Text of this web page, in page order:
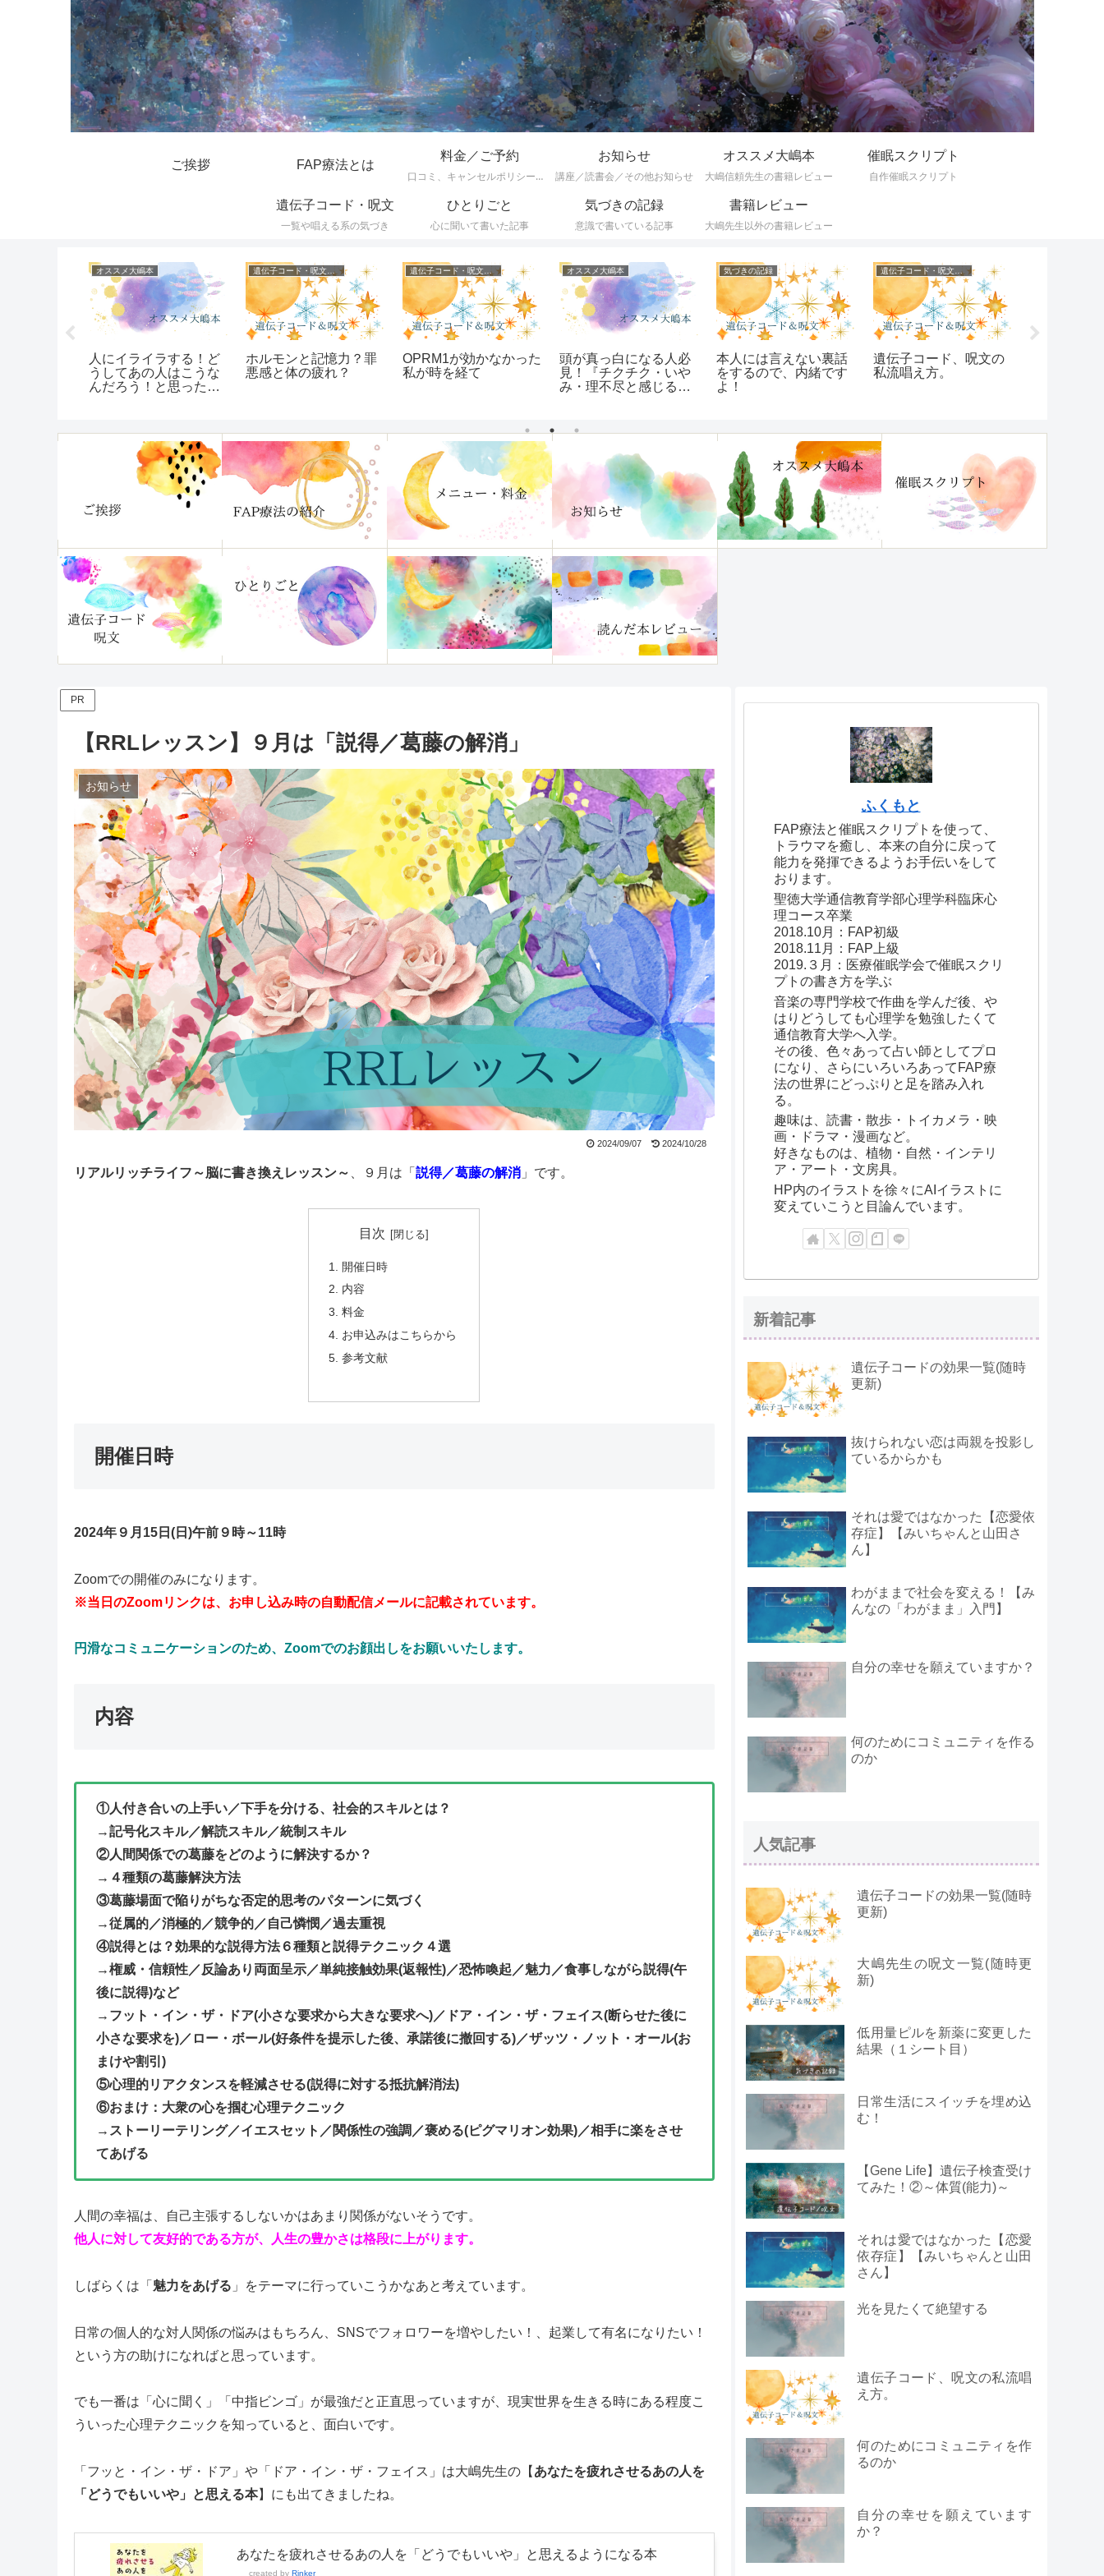
ご挨拶 FAP療法とは
料金／ご予約
口コミ、キャンセルポリシーなど
お知らせ
講座／読書会／その他お知らせ
オススメ大嶋本
大嶋信頼先生の書籍レビュー
催眠スクリプト
自作催眠スクリプト
遺伝子コード・呪文
一覧や唱える系の気づき
ひとりごと
心に聞いて書いた記事
気づきの記録
意識で書いている記事
書籍レビュー
大嶋先生以外の書籍レビュー
オススメ大嶋本
人にイライラする！ど
うしてあの人はこうな
んだろう！と思ったら
なる本』レビュー
遺伝子コード・呪文一覧
ホルモンと記憶力？罪
悪感と体の疲れ？
遺伝子コード・呪文一覧
OPRM1が効かなかった
私が時を経て
オススメ大嶋本
頭が真っ白になる人必
見！『チクチク・いや
み・理不尽と感じる
ュー
気づきの記録
本人には言えない裏話
をするので、内緒です
よ！
遺伝子コード・呪文一覧
遺伝子コード、呪文の
私流唱え方。
PR
【RRLレッスン】９月は「説得／葛藤の解消」
お知らせ
2024/09/07 2024/10/28
リアルリッチライフ～脳に書き換えレッスン～ 、９月は「 説得／葛藤の解消」です。
目次
開催日時
内容
料金
お申込みはこちらから
参考文献
開催日時
2024年９月15日(日)午前９時～11時
Zoomでの開催のみになります。
※当日のZoomリンクは、お申し込み時の自動配信メールに記載されています。
円滑なコミュニケーションのため、Zoomでのお顔出しをお願いいたします。
内容
①人付き合いの上手い／下手を分ける、社会的スキルとは？
→記号化スキル／解読スキル／統制スキル
②人間関係での葛藤をどのように解決するか？
→４種類の葛藤解決方法
③葛藤場面で陥りがちな否定的思考のパターンに気づく
→従属的／消極的／競争的／自己憐憫／過去重視
④説得とは？効果的な説得方法６種類と説得テクニック４選
→権威・信頼性／反論あり両面呈示／単純接触効果(返報性)／恐怖喚起／魅力／食事しながら説得(午
後に説得)など
→フット・イン・ザ・ドア(小さな要求から大きな要求へ)／ドア・イン・ザ・フェイス(断らせた後に
小さな要求を)／ロー・ボール(好条件を提示した後、承諾後に撤回する)／ザッツ・ノット・オール(お
まけや割引)
⑤心理的リアクタンスを軽減させる(説得に対する抵抗解消法)
⑥おまけ：大衆の心を掴む心理テクニック
→ストーリーテリング／イエスセット／関係性の強調／褒める(ピグマリオン効果)／相手に楽をさせ
てあげる
人間の幸福は、自己主張するしないかはあまり関係がないそうです。
他人に対して友好的である方が、人生の豊かさは格段に上がります。
しばらくは「 魅力をあげる 」をテーマに行っていこうかなあと考えています。
日常の個人的な対人関係の悩みはもちろん、SNSでフォロワーを増やしたい！、起業して有名になりたい！
という方の助けになればと思っています。
でも一番は「心に聞く」「中指ビンゴ」が最強だと正直思っていますが、現実世界を生きる時にある程度こ
ういった心理テクニックを知っていると、面白いです。
「フッと・イン・ザ・ドア」や「ドア・イン・ザ・フェイス」は大嶋先生の【 あなたを疲れさせるあの人を
「どうでもいいや」と思える本】にも出てきましたね。
あなたを疲れさせるあの人を「どうでもいいや」と思えるようになる本
created by Rinker
ふくもと
FAP療法と催眠スクリプトを使って、
トラウマを癒し、本来の自分に戻って
能力を発揮できるようお手伝いをして
おります。
聖徳大学通信教育学部心理学科臨床心
理コース卒業
2018.10月：FAP初級
2018.11月：FAP上級
2019.３月：医療催眠学会で催眠スクリ
プトの書き方を学ぶ
音楽の専門学校で作曲を学んだ後、や
はりどうしても心理学を勉強したくて
通信教育大学へ入学。
その後、色々あって占い師としてプロ
になり、さらにいろいろあってFAP療
法の世界にどっぷりと足を踏み入れ
る。
趣味は、読書・散歩・トイカメラ・映
画・ドラマ・漫画など。
好きなものは、植物・自然・インテリ
ア・アート・文房具。
HP内のイラストを徐々にAIイラストに
変えていこうと目論んでいます。
新着記事
遺伝子コードの効果一覧(随時
更新)
抜けられない恋は両親を投影し
ているからかも
それは愛ではなかった【恋愛依
存症】【みいちゃんと山田さ
ん】
わがままで社会を変える！【み
んなの「わがまま」入門】
自分の幸せを願えていますか？
何のためにコミュニティを作る
のか
人気記事
遺伝子コードの効果一覧(随時
更新)
大嶋先生の呪文一覧(随時更
新)
低用量ピルを新薬に変更した
結果（１シート目）
日常生活にスイッチを埋め込
む！
【Gene Life】遺伝子検査受け
てみた！②～体質(能力)～
それは愛ではなかった【恋愛
依存症】【みいちゃんと山田
さん】
光を見たくて絶望する
遺伝子コード、呪文の私流唱
え方。
何のためにコミュニティを作
るのか
自分の幸せを願えています
か？